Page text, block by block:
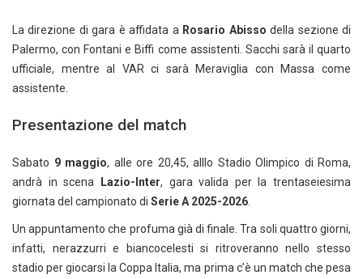
La direzione di gara è affidata a Rosario Abisso della sezione di
Palermo, con Fontani e Biffi come assistenti. Sacchi sarà il quarto
ufficiale, mentre al VAR ci sarà Meraviglia con Massa come
assistente.
Presentazione del match
Sabato 9 maggio, alle ore 20,45, alllo Stadio Olimpico di Roma,
andrà in scena
Lazio-Inter, gara valida per la trentaseiesima
giornata del campionato di Serie A 2025-2026
Un appuntamento che profuma già di finale. Tra soli quattro giorni,
infatti, nerazzurri e biancocelesti si ritroveranno nello stesso
stadio per giocarsi la Coppa Italia, ma prima c’è un match che pesa